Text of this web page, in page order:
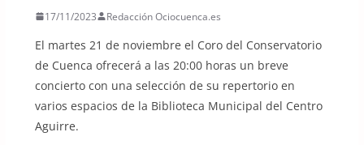
17/11/2023 Redacción Ociocuenca.es
El martes 21 de noviembre el Coro del Conservatorio
de Cuenca ofrecerá a las 20:00 horas un breve
concierto con una selección de su repertorio en
varios espacios de la Biblioteca Municipal del Centro
Aguirre.